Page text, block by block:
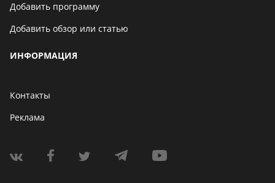
Добавить программу
Добавить обзор или статью
ИНФОРМАЦИЯ
Контакты
Реклама